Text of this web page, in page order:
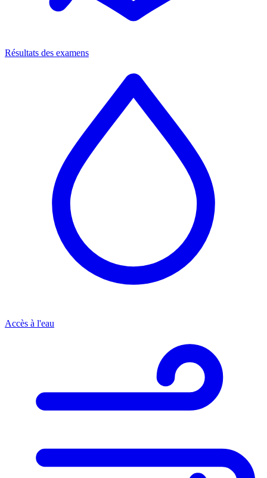
Résultats des examens
Accès à l'eau